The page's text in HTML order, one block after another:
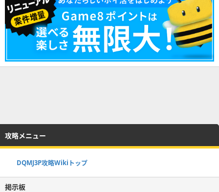
攻略メニュー
DQMJ3P攻略Wikiトップ
掲示板